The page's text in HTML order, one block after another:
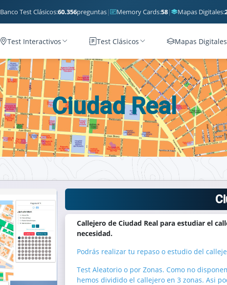
Banco Test Clásicos:60.356preguntas| Memory Cards:58| Mapas Digitales:
Test Interactivos Test Clásicos Mapas Digitales
Ciudad Real
Callejero de Ciudad Real para estudiar el
necesidad.
Podrás realizar tu repaso o estudio del
Test Aleatorio o por Zonas. Como no
hemos dividido el callejero en 3 zonas. Asi